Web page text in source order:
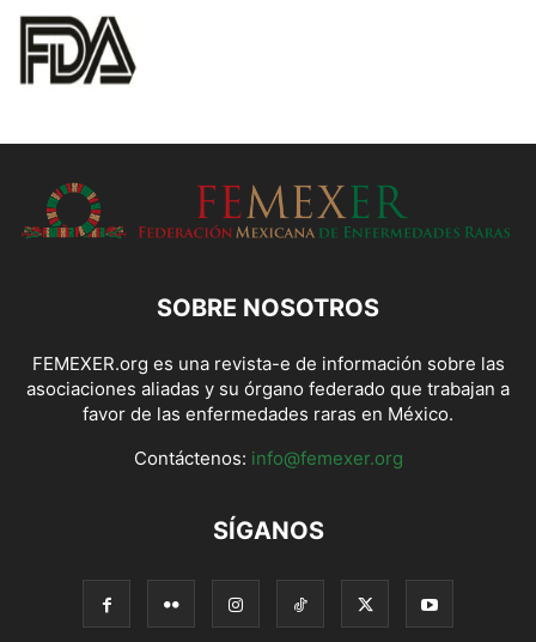
SOBRE NOSOTROS
FEMEXER.org es una revista-e de información sobre las
asociaciones aliadas y su órgano federado que trabajan a
favor de las enfermedades raras en México.
Contáctenos: info@femexer.org
SÍGANOS